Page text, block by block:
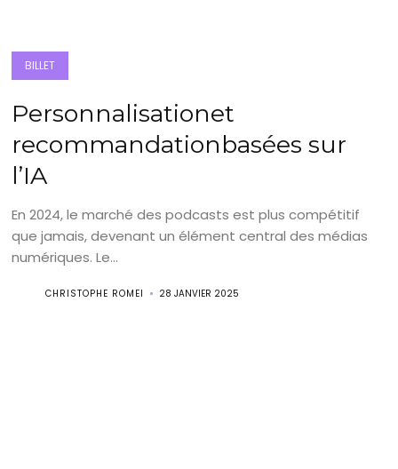
BILLET
Personnalisationet
recommandationbasées sur
l’IA
En 2024, le marché des podcasts est plus compétitif
que jamais, devenant un élément central des médias
numériques. Le...
CHRISTOPHE ROMEI 28 JANVIER 2025